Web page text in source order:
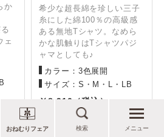
おねむりフェア 検索 メニュー
か
ェ
希少な超長綿を珍しい三子
糸にした綿100％の高級感
ある無地Tシャツ。なめら
かな肌触りはTシャツパジ
ャマとしても♪
カラー：3色展開
サイズ：S・M・L・LB
8,910